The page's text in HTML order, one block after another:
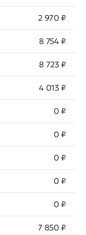
2 970 ₽
8 754 ₽
8 723 ₽
4 013 ₽
0 ₽
0 ₽
0 ₽
0 ₽
0 ₽
7 850 ₽